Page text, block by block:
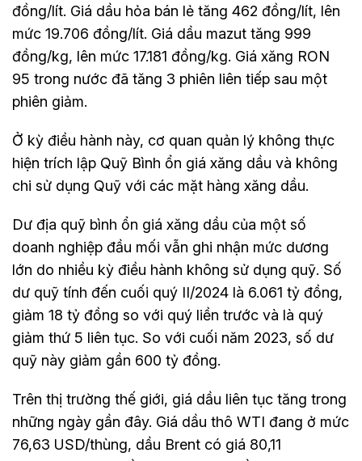
đồng/lít. Giá dầu hỏa bán lẻ tăng 462 đồng/lít, lên
mức 19.706 đồng/lít. Giá dầu mazut tăng 999
đồng/kg, lên mức 17.181 đồng/kg. Giá xăng RON
95 trong nước đã tăng 3 phiên liên tiếp sau một
phiên giảm.
Ở kỳ điều hành này, cơ quan quản lý không thực
hiện trích lập Quỹ Bình ổn giá xăng dầu và không
chi sử dụng Quỹ với các mặt hàng xăng dầu.
Dư địa quỹ bình ổn giá xăng dầu của một số
doanh nghiệp đầu mối vẫn ghi nhận mức dương
lớn do nhiều kỳ điều hành không sử dụng quỹ. Số
dư quỹ tính đến cuối quý II/2024 là 6.061 tỷ đồng,
giảm 18 tỷ đồng so với quý liền trước và là quý
giảm thứ 5 liên tục. So với cuối năm 2023, số dư
quỹ này giảm gần 600 tỷ đồng.
Trên thị trường thế giới, giá dầu liên tục tăng trong
những ngày gần đây. Giá dầu thô WTI đang ở mức
76,63 USD/thùng, dầu Brent có giá 80,11